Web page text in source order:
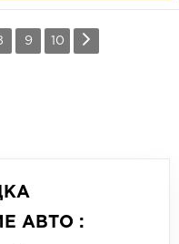
9 10
АВТО :